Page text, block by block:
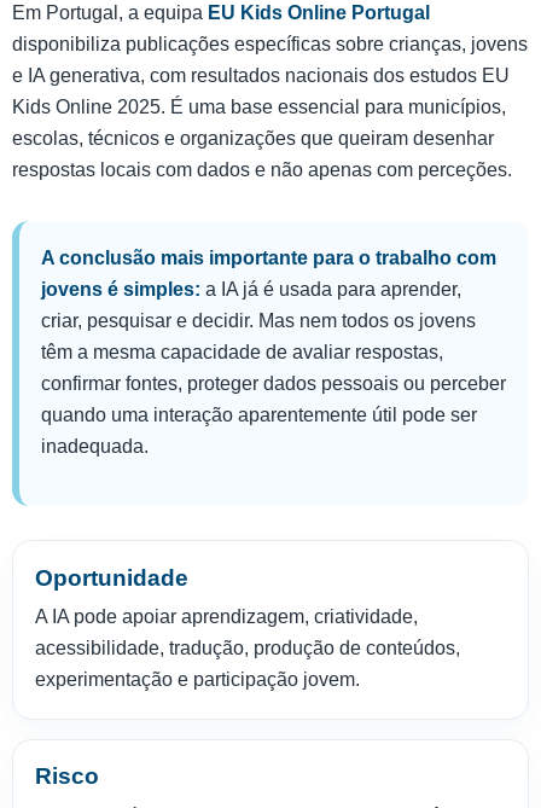
Em Portugal, a equipa EU Kids Online Portugal
disponibiliza publicações específicas sobre crianças, jovens
e IA generativa, com resultados nacionais dos estudos EU
Kids Online 2025. É uma base essencial para municípios,
escolas, técnicos e organizações que queiram desenhar
respostas locais com dados e não apenas com perceções.
A conclusão mais importante para o trabalho com
jovens é simples: a IA já é usada para aprender,
criar, pesquisar e decidir. Mas nem todos os jovens
têm a mesma capacidade de avaliar respostas,
confirmar fontes, proteger dados pessoais ou perceber
quando uma interação aparentemente útil pode ser
inadequada.
Oportunidade
A IA pode apoiar aprendizagem, criatividade,
acessibilidade, tradução, produção de conteúdos,
experimentação e participação jovem.
Risco